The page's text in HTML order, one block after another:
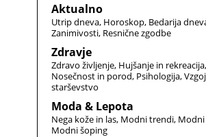
Aktualno
Utrip dneva Horoskop Bedarija
Zanimivosti Resnične zgodbe
Zdravje
Zdravo življenje Hujšanje in rekreacija
Nosečnost in porod Psihologija
starševstvo
Moda & Lepota
Nega kože in las Modni trendi
Modni šoping